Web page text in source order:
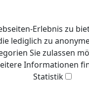
Erlebnis zu
lediglich zu
Sie zulassen
Informationen
Statistik